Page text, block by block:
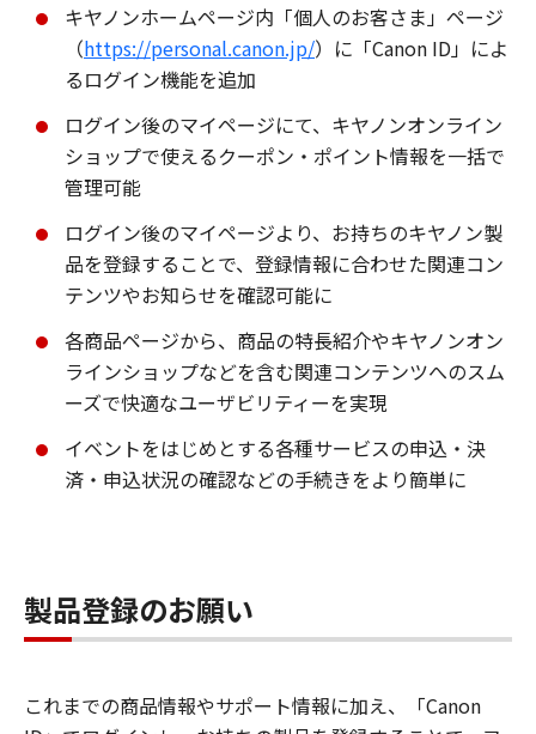
キヤノンホームページ内「個人のお客さま」ページ
（https://personal.canon.jp/）に「Canon ID」によ
るログイン機能を追加
ログイン後のマイページにて、キヤノンオンライン
ショップで使えるクーポン・ポイント情報を一括で
管理可能
ログイン後のマイページより、お持ちのキヤノン製
品を登録することで、登録情報に合わせた関連コン
テンツやお知らせを確認可能に
各商品ページから、商品の特長紹介やキヤノンオン
ラインショップなどを含む関連コンテンツへのスム
ーズで快適なユーザビリティーを実現
イベントをはじめとする各種サービスの申込・決
済・申込状況の確認などの手続きをより簡単に
製品登録のお願い
これまでの商品情報やサポート情報に加え、「Canon